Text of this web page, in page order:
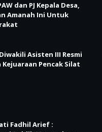
dan PJ Kepala Desa,
Amanah Ini Untuk
Asisten III Resmi
Pencak Silat
Fadhil Arief :